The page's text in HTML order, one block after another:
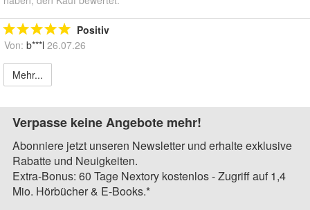
Positiv
Von: b***l 26.07.26
Mehr...
Verpasse keine Angebote mehr!
Abonniere jetzt unseren Newsletter und erhalte exklusive
Rabatte und Neuigkeiten.
Extra-Bonus: 60 Tage Nextory kostenlos - Zugriff auf 1,4
Mio. Hörbücher & E-Books.*